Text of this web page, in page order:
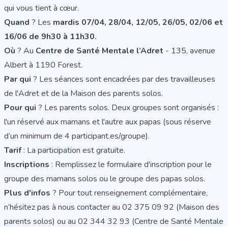
qui vous tient à cœur.
Quand ? Les mardis 07/04, 28/04, 12/05, 26/05, 02/06 et
16/06 de 9h30 à 11h30.
Où ? Au Centre de Santé Mentale l’Adret - 135, avenue
Albert à 1190 Forest.
Par qui ? Les séances sont encadrées par des travailleuses
de l'Adret et de la Maison des parents solos.
Pour qui ? Les parents solos. Deux groupes sont organisés :
l'un réservé aux mamans et l'autre aux papas (sous réserve
d’un minimum de 4 participant.es/groupe).
Tarif: La participation est gratuite.
Inscriptions : Remplissez le formulaire d'inscription pour le
groupe des mamans solos ou le groupe des papas solos.
Plus d'infos ? Pour tout renseignement complémentaire,
n’hésitez pas à nous contacter au 02 375 09 92 (Maison des
parents solos) ou au 02 344 32 93 (Centre de Santé Mentale